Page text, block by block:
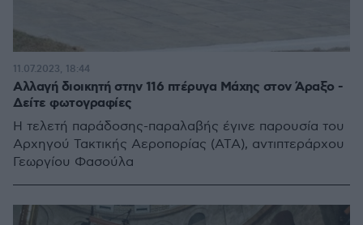
Αλλαγή διοικητή στην 116 πτέρυγα Μάχης στον Άραξο -
Δείτε φωτογραφίες
Η τελετή παράδοσης-παραλαβής έγινε παρουσία του
Αρχηγού Τακτικής Αεροπορίας (ΑΤΑ), αντιπτεράρχου
Γεωργίου Φασούλα
11.07.2023, 18:44